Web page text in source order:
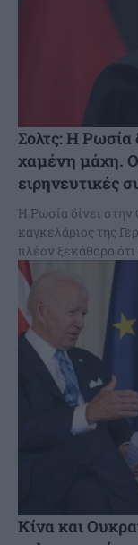
Σολτς: Η Ρωσία
χαμένη μάχη.
ειρηνευτικές
Η Ρωσία δίνει
καγκελάριος της
πλέον ξεκάθαρο ότι
Κίνα και